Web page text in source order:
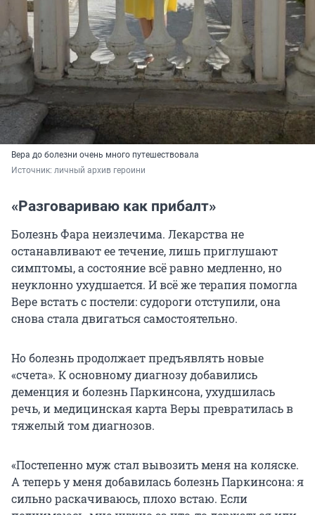
Вера до болезни очень много путешествовала
Источник: личный архив героини
«Разговариваю как прибалт»
Болезнь Фара неизлечима. Лекарства не
останавливают ее течение, лишь приглушают
симптомы, а состояние всё равно медленно, но
неуклонно ухудшается. И всё же терапия помогла
Вере встать с постели: судороги отступили, она
снова стала двигаться самостоятельно.
Но болезнь продолжает предъявлять новые
«счета». К основному диагнозу добавились
деменция и болезнь Паркинсона, ухудшилась
речь, и медицинская карта Веры превратилась в
тяжелый том диагнозов.
«Постепенно муж стал вывозить меня на коляске.
А теперь у меня добавилась болезнь Паркинсона: я
сильно раскачиваюсь, плохо встаю. Если